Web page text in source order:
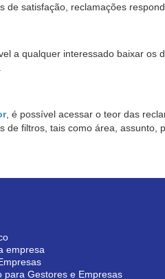
de satisfação, reclamações
a qualquer interessado baixar os
, é possível acessar o teor das
de filtros, tais como área,
empresa
para Gestores e Empresas